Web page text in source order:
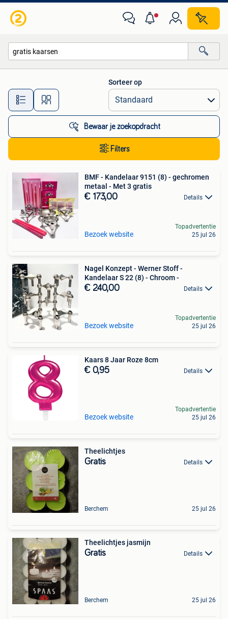
Alle afstanden…
Sorteer op
Bewaar je zoekopdracht
Filters
BMF - Kandelaar 9151 (8) - gechromen
metaal - Met 3 gratis
€ 173,00 Details
Bezoek website
Topadvertentie
25 jul 26
Nagel Konzept - Werner Stoff -
Kandelaar S 22 (8) - Chroom -
€ 240,00 Details
Bezoek website
Topadvertentie
25 jul 26
Kaars 8 Jaar Roze 8cm
€ 0,95 Details
Bezoek website
Topadvertentie
25 jul 26
Theelichtjes
Gratis Details
Berchem 25 jul 26
Theelichtjes jasmijn
Gratis Details
Berchem 25 jul 26